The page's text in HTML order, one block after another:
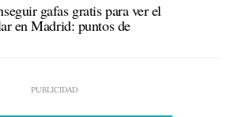
gafas gratis para ver el
en Madrid: puntos de